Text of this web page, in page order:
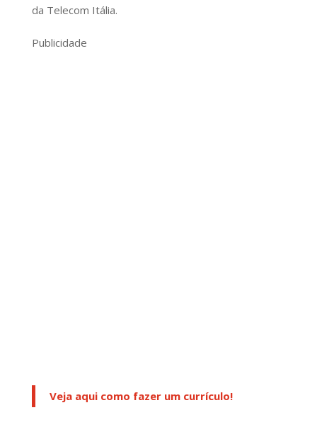
da Telecom Itália.
Publicidade
Veja aqui como fazer um currículo!